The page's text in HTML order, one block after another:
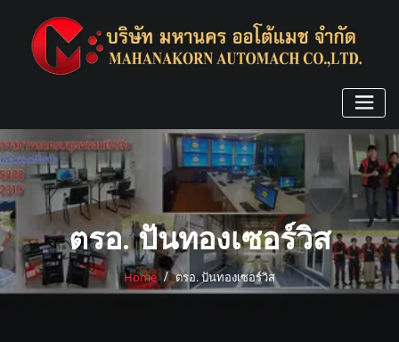
content
ตรอ. ปันทองเซอร์วิส
Home ตรอ. ปันทองเซอร์วิส